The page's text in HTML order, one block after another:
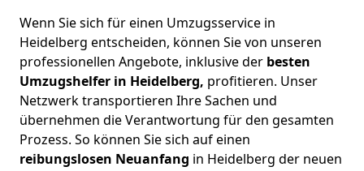
Wenn Sie sich für einen Umzugsservice in
Heidelberg entscheiden, können Sie von unseren
professionellen Angebote, inklusive der besten
Umzugshelfer in Heidelberg, profitieren. Unser
Netzwerk transportieren Ihre Sachen und
übernehmen die Verantwortung für den gesamten
Prozess. So können Sie sich auf einen
reibungslosen Neuanfang in Heidelberg der neuen